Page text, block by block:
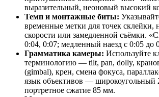
выразительный, неоновый высокий
Темп и монтажные биты:
временные метки для точек склейки,
скорости или замедленной съёмки.
0:04, 0:07; медленный наезд с 0:05 до
Грамматика камеры: Используйте
терминологию — tilt, pan, dolly,
(gimbal), крен, смена фокуса,
язык объективов — широкоугольный
портретное сжатие 85 мм.